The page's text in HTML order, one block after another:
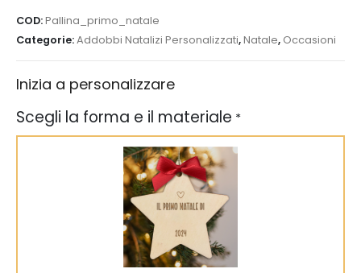
COD:Pallina_primo_natale
Categorie:Addobbi Natalizi Personalizzati,Natale, Occasioni
Inizia a personalizzare
Scegli la forma e il materiale *